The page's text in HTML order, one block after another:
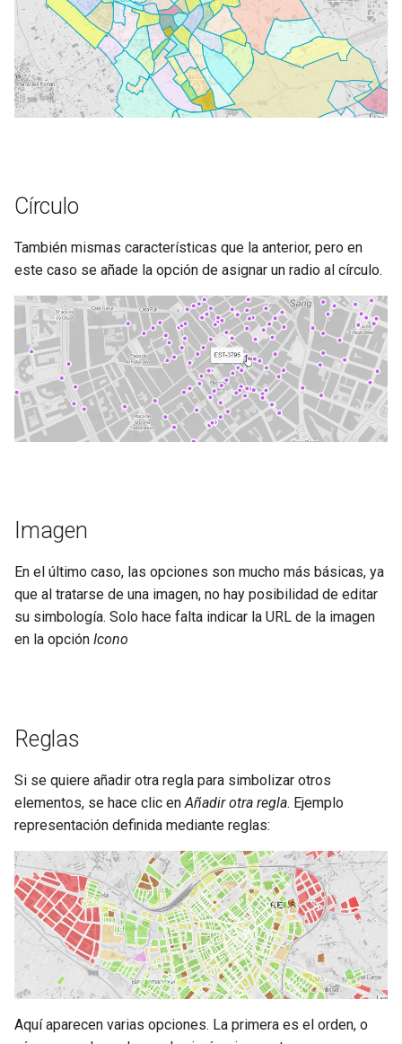
Círculo
También mismas características que la anterior, pero en
este caso se añade la opción de asignar un radio al círculo.
Imagen
En el último caso, las opciones son mucho más básicas, ya
que al tratarse de una imagen, no hay posibilidad de editar
su simbología. Solo hace falta indicar la URL de la imagen
en la opción Icono
Reglas
Si se quiere añadir otra regla para simbolizar otros
elementos, se hace clic en Añadir otra regla. Ejemplo
representación definida mediante reglas:
Aquí aparecen varias opciones. La primera es el orden, o